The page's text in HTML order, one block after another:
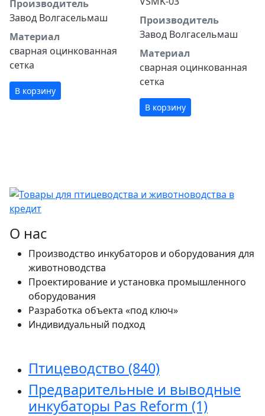
Производитель
Завод Волгасельмаш
Материал
сварная оцинкованная
сетка
В корзину
Производитель
Завод Волгасельмаш
Материал
сварная оцинкованная
сетка
В корзину
О нас
Производство инкубаторов и оборудования для
животноводства
Проектирование и установка промышленного
оборудования
Разработка объекта «под ключ»
Индивидуальный подход
Птицеводство (840)
Предварительные и выводные
инкубаторы Pas Reform (1)